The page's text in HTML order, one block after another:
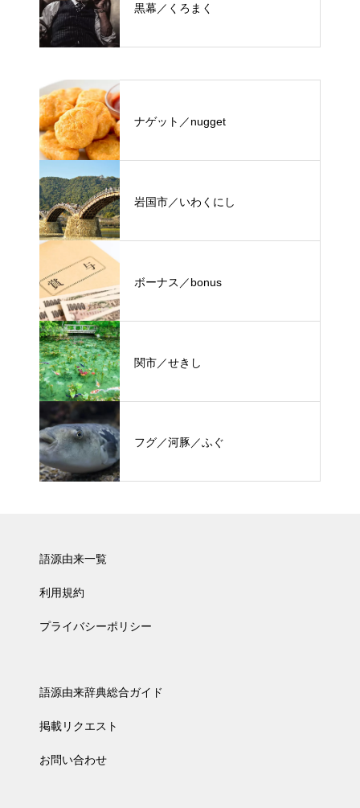
黒幕／くろまく
ナゲット／nugget
岩国市／いわくにし
ボーナス／bonus
関市／せきし
フグ／河豚／ふぐ
語源由来一覧
利用規約
プライバシーポリシー
語源由来辞典総合ガイド
掲載リクエスト
お問い合わせ